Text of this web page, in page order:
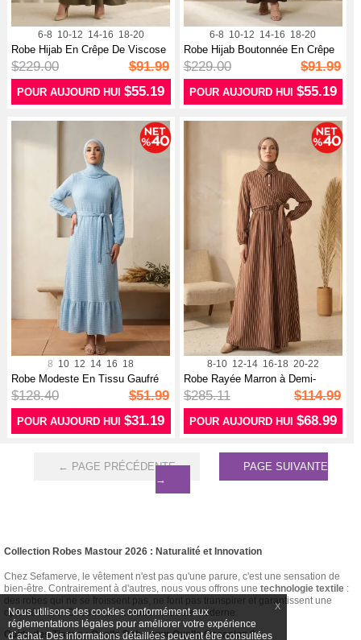
X
Nous utilisons des cookies conformément aux
réglementations légales pour améliorer votre expérience
d`achat. Des informations détaillées peuvent être consultées
6-8 10-12 14-16 18-20
Robe Hijab En Crêpe De Viscose
Kaki...
$229.00 $91.99
POUR AUJOURD HUI$55.19
6-8 10-12 14-16 18-20
Robe Hijab Boutonnée En Crêpe
De Vi...
$229.00 $91.99
POUR AUJOURD HUI $55.19
8 10 12 14 16 18
Robe Modeste En Tissu Gaufré
Avec M...
$128.40 $51.99
POUR AUJOURD HUI$31.19
8-10 12-14 16-18 20-22
Robe Rayée Marron à Demi-
boutons Et...
$285.11 $114.99
POUR AUJOURD HUI $68.99
← PAGE PRÉCÉDENTE
PAGE SUIVANTE
→
Collection Robes Mastour 2026 : Naturalité et Innovation
Chez Sefamerve, le vêtement n'est pas qu'une parure, c'est une sensation de
bien-être. Contrairement à d'autres, nous vous offrons une technologie textile :
des robes qui ne se froissent pas, ne font pas transpirer et garantissent une
opacité totale. Découvrez la mode modeste moderne.
Guide des Tissus : Quelle Robe pour Quelle Occasion ?